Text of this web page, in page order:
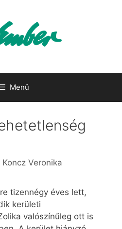
Menü
Koncz Veronika
tizennégy éves lett,
kerületi
valószínűleg ott is